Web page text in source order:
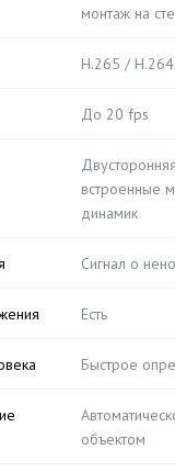
монтаж на
H.265 / H.264
До 20 fps
встроенные
динамик
Сигнал о
Есть
Быстрое
объектом